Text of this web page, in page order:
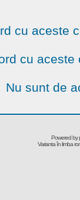
cu aceste
cu
Nu sunt de
Powered by
Varianta în limba